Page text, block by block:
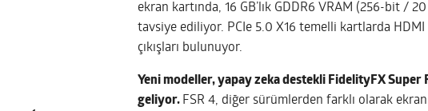
ekran kartında, 16 GB’lık GDDR6 VRAM (256-bit /
tavsiye ediliyor. PCIe 5.0 X16 temelli kartlarda HDMI
çıkışları bulunuyor.
Yeni modeller, yapay zeka destekli FidelityFX
geliyor. FSR 4, diğer sürümlerden farklı olarak